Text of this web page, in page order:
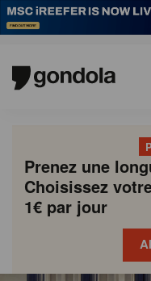
Prenez une
Choisissez
1€ par jour